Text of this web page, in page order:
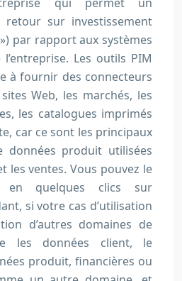
sur investissement
par rapport aux systèmes
l’entreprise. Les outils PIM
à fournir des connecteurs
Web, les marchés, les
les catalogues imprimés
car ce sont les principaux
données produit utilisées
les ventes. Vous pouvez le
en quelques clics sur
si votre cas d’utilisation
d’autres domaines de
les données client, le
produit, financières ou